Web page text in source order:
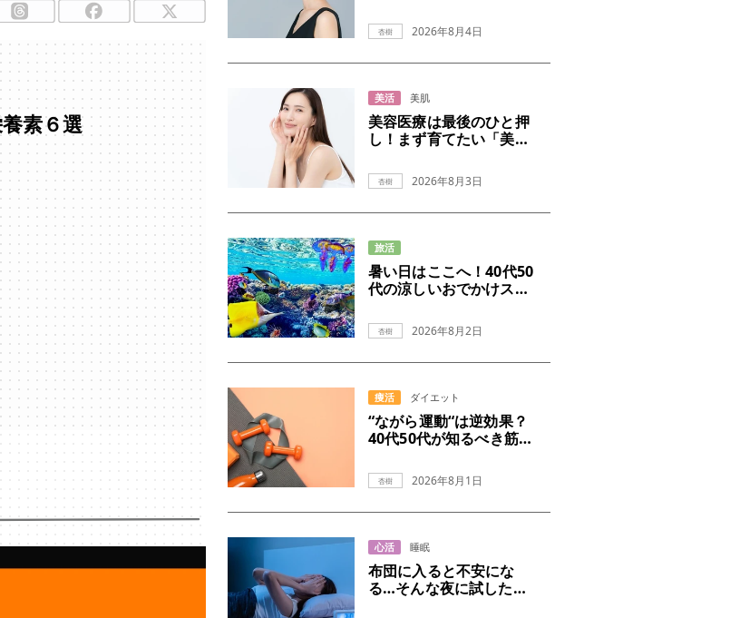
素６選
杏樹 2026年8月4日
美活 美肌
美容医療は最後のひと押
し！まず育てたい「美肌
杏樹 2026年8月3日
旅活
暑い日はここへ！40代50
代の涼しいおでかけスポ
杏樹 2026年8月2日
痩活 ダイエット
“ながら運動“は逆効果？
40代50代が知るべき筋ト
杏樹 2026年8月1日
心活 睡眠
布団に入ると不安にな
る…そんな夜に試したい